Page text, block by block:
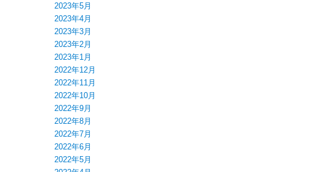
2023年5月
2023年4月
2023年3月
2023年2月
2023年1月
2022年12月
2022年11月
2022年10月
2022年9月
2022年8月
2022年7月
2022年6月
2022年5月